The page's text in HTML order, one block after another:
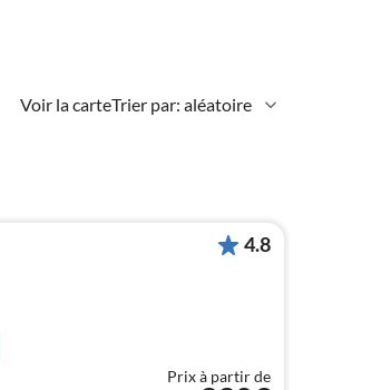
Voir la carteTrier par: aléatoire
4.8
Prix à partir de